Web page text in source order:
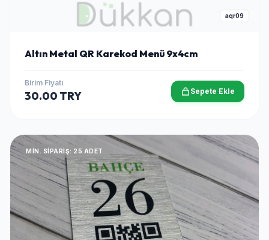
aqr09
Altın Metal QR Karekod Menü 9x4cm
Birim Fiyatı
30.00 TRY Sepete Ekle
MIN. SIPARIŞ: 25 ADET